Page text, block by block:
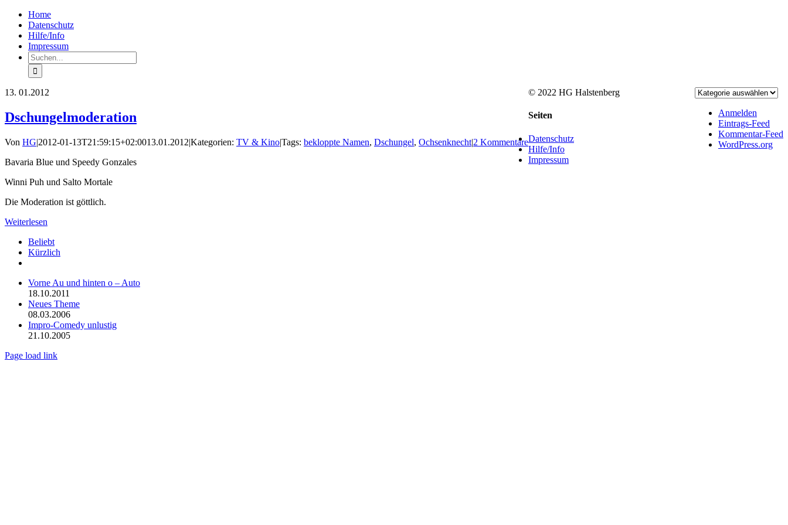
Zum
Inhalt
springen
FacebookHome
Datenschutz
Hilfe/Info
Impressum
Suche
nach:
13. 01.2012
Dschungelmoderation
Von HG|2012-01-13T21:59:15+02:0013.01.2012|Kategorien: TV & Kino|Tags: bekloppte Namen, Dschungel, Ochsenknecht|2 Kommentare
Bavaria Blue und Speedy Gonzales
Winni Puh und Salto Mortale
Die Moderation ist göttlich.
Weiterlesen
Anmelden
Eintrags-Feed
Kommentar-Feed
WordPress.org
© 2022 HG Halstenberg
Toggle
Bar
Area
Seiten
Datenschutz
Hilfe/Info
Impressum
Beliebt
Kürzlich
Vorne Au und hinten o – Auto
18.10.2011
Neues Theme
08.03.2006
Impro-Comedy unlustig
21.10.2005
Page load link